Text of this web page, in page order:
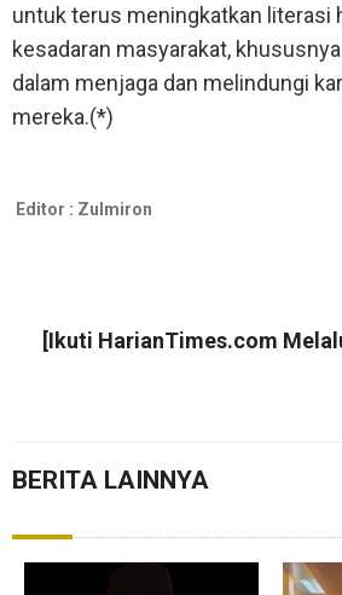
untuk terus meningkatkan literasi
kesadaran masyarakat,
dalam menjaga dan melindungi
mereka.(*)
Editor : Zulmiron
[Ikuti HarianTimes.com
BERITA LAINNYA